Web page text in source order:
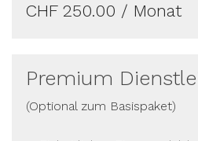
CHF 250.00 / Monat
Premium
(Optional zum Basispaket)